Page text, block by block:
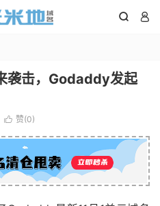
 
袭击，Godaddy发起
 赞(0)